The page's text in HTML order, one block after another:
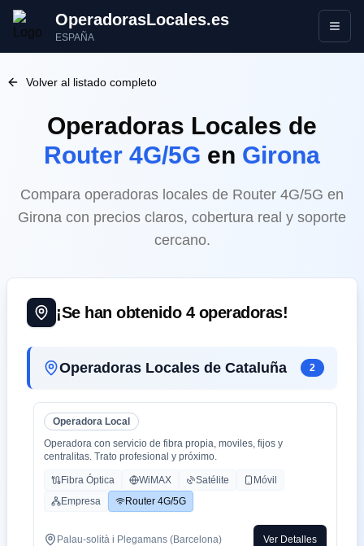
OperadorasLocales.es
ESPAÑA Abrir
Volver al listado completo
Operadoras Locales de
Router 4G/5G en Girona
Compara operadoras locales de Router 4G/5G en
Girona con precios claros, cobertura real y soporte
cercano.
¡Se han obtenido 4operadoras!
Operadoras Locales de Cataluña 2
Operadora Local
Operadora con servicio de fibra propia, moviles, fijos y
centralitas. Trato profesional y próximo.
Fibra Óptica WiMAX Satélite
Móvil
Empresa
Router 4G/5G
Palau-solità i Plegamans (Barcelona) Ver Detalles